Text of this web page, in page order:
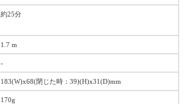
約25分
1.7 m
-
183(W)x68(閉じた時：39)(H)x31(D)mm
170g